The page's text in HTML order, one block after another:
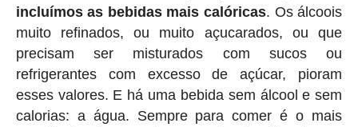
incluímos as bebidas mais calóricas. Os álcoois
muito refinados, ou muito açucarados, ou que
precisam ser misturados com sucos ou
refrigerantes com excesso de açúcar, pioram
esses valores. E há uma bebida sem álcool e sem
calorias: a água. Sempre para comer é o mais